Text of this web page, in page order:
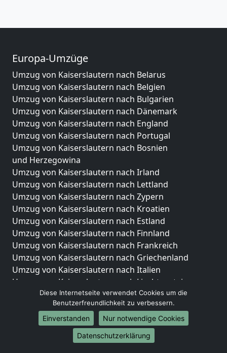
Europa-Umzüge
Umzug von Kaiserslautern nach Belarus
Umzug von Kaiserslautern nach Belgien
Umzug von Kaiserslautern nach Bulgarien
Umzug von Kaiserslautern nach Dänemark
Umzug von Kaiserslautern nach England
Umzug von Kaiserslautern nach Portugal
Umzug von Kaiserslautern nach Bosnien
und Herzegowina
Umzug von Kaiserslautern nach Irland
Umzug von Kaiserslautern nach Lettland
Umzug von Kaiserslautern nach Zypern
Umzug von Kaiserslautern nach Kroatien
Umzug von Kaiserslautern nach Estland
Umzug von Kaiserslautern nach Finnland
Umzug von Kaiserslautern nach Frankreich
Umzug von Kaiserslautern nach Griechenland
Umzug von Kaiserslautern nach Italien
Umzug von Kaiserslautern nach Liechtenstein
Umzug von Kaiserslautern nach Luxemburg
Umzug von Kaiserslautern nach Niederlande
Umzug von Kaiserslautern nach Norwegen
Umzüge-Deutschlandweit
Diese Internetseite verwendet Cookies um die
Benutzerfreundlichkeit zu verbessern.
Einverstanden
Nur notwendige Cookies
Datenschutzerklärung